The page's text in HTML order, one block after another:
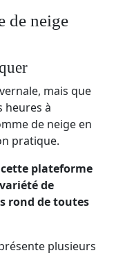
de neige
mais que
heures à
de neige en
pratique.
plateforme
de
rond de toutes
plusieurs